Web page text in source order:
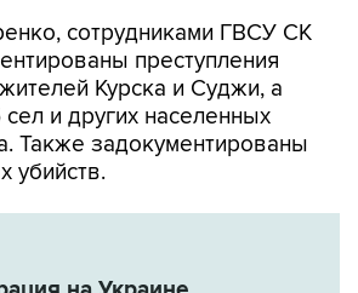
сотрудниками ГВСУ СК
преступления
Курска и Суджи, а
и других населенных
Также задокументированы
убийств.